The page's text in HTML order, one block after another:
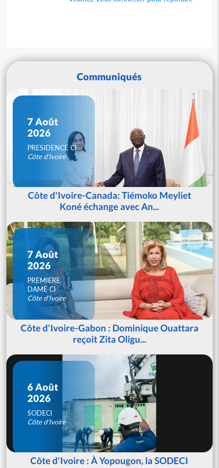
Communiqués
7 Août
2026
PRESIDENCE CI
Côte d'Ivoire
Côte d'Ivoire-Canada: Tiémoko Meyliet
Koné échange avec An...
7 Août
2026
PREMIERE
DAME CI
Côte d'Ivoire
Côte d'Ivoire-Gabon : Dominique Ouattara
reçoit Zita Oligu...
6 Août
2026
SODECI
Côte d'Ivoire
Côte d'Ivoire : À Yopougon, la SODECI